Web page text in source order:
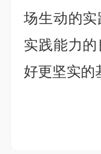
场生动的
实践能力
好更坚实的